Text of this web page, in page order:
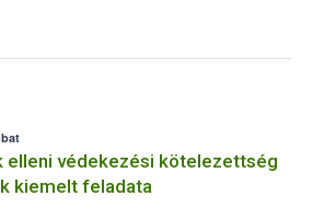
elleni védekezési kötelezettség
kiemelt feladata